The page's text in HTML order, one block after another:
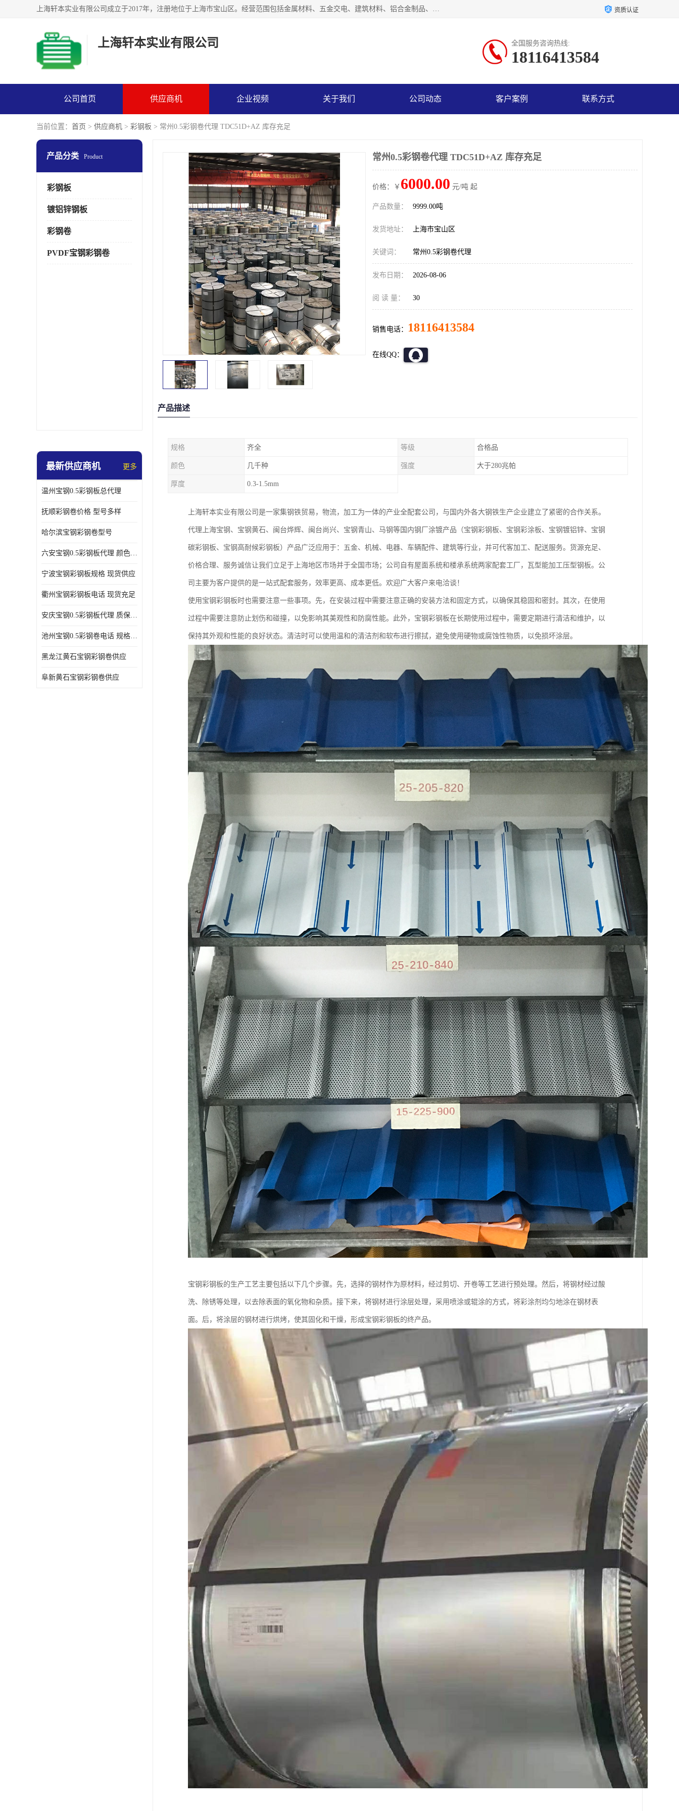
上海轩本实业有限公司成立于2017年，注册地位于上海市宝山区。经营范围包括金属材料、五金交电、建筑材料、铝合金制品、机械设备、电线电缆、装潢材料等；公司主营产品：宝钢彩钢板、宝钢彩钢卷、宝钢彩涂板、宝钢彩涂卷、宝钢高耐候彩钢板，宝钢氟碳彩钢板。是一家集钢铁贸易，物流、加工为一体的产业全配套公司。 资质认证
上海轩本实业有限公司 全国服务咨询热线:
18116413584
公司首页 供应商机 企业视频 关于我们 公司动态 客户案例 联系方式
当前位置： 首页 > 供应商机 > 彩钢板 > 常州0.5彩钢卷代理 TDC51D+AZ 库存充足
产品分类 Product
彩钢板
镀铝锌钢板
彩钢卷
PVDF宝钢彩钢卷
最新供应商机 更多
温州宝钢0.5彩钢板总代理
抚顺彩钢卷价格 型号多样
哈尔滨宝钢彩钢卷型号
六安宝钢0.5彩钢板代理 颜色定制
宁波宝钢彩钢板规格 现货供应
衢州宝钢彩钢板电话 现货充足
安庆宝钢0.5彩钢板代理 质保十年起
池州宝钢0.5彩钢卷电话 规格多样
黑龙江黄石宝钢彩钢卷供应
阜新黄石宝钢彩钢卷供应
常州0.5彩钢卷代理 TDC51D+AZ 库存充足
价格：￥ 6000.00 元/吨 起
产品数量： 9999.00吨
发货地址： 上海市宝山区
关键词： 常州0.5彩钢卷代理
发布日期： 2026-08-06
阅 读 量： 30
销售电话： 18116413584
在线QQ：
产品描述
规格 齐全 等级 合格品
颜色 几千种 强度 大于280兆帕
厚度 0.3-1.5mm
上海轩本实业有限公司是一家集钢铁贸易，物流，加工为一体的产业全配套公司，与国内外各大钢铁生产企业建立了紧密的合作关系。
代理上海宝钢、宝钢黄石、闽台烨辉、闽台尚兴、宝钢青山、马钢等国内钢厂涂镀产品（宝钢彩钢板、宝钢彩涂板、宝钢镀铝锌、宝钢
碳彩钢板、宝钢高耐候彩钢板）产品广泛应用于：五金、机械、电器、车辆配件、建筑等行业，并可代客加工、配送服务。货源充足、
价格合理、服务诚信让我们立足于上海地区市场并于全国市场；公司自有屋面系统和楼承系统两家配套工厂，瓦型能加工压型钢板。公
司主要为客户提供的是一站式配套服务，效率更高、成本更低。欢迎广大客户来电洽谈！
使用宝钢彩钢板时也需要注意一些事项。先，在安装过程中需要注意正确的安装方法和固定方式，以确保其稳固和密封。其次，在使用
过程中需要注意防止划伤和碰撞，以免影响其美观性和防腐性能。此外，宝钢彩钢板在长期使用过程中，需要定期进行清洁和维护，以
保持其外观和性能的良好状态。清洁时可以使用温和的清洁剂和软布进行擦拭，避免使用硬物或腐蚀性物质，以免损坏涂层。
宝钢彩钢板的生产工艺主要包括以下几个步骤。先，选择的钢材作为原材料，经过剪切、开卷等工艺进行预处理。然后，将钢材经过酸
洗、除锈等处理，以去除表面的氧化物和杂质。接下来，将钢材进行涂层处理，采用喷涂或辊涂的方式，将彩涂剂均匀地涂在钢材表
面。后，将涂层的钢材进行烘烤，使其固化和干燥，形成宝钢彩钢板的终产品。